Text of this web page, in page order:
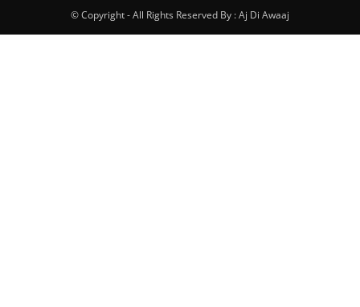
© Copyright - All Rights Reserved By : Aj Di Awaaj